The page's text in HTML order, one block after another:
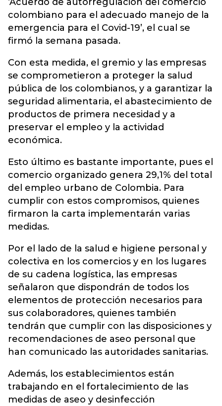
colombiano para el adecuado manejo de la
emergencia para el Covid-19’, el cual se
firmó la semana pasada.
Con esta medida, el gremio y las empresas
se comprometieron a proteger la salud
pública de los colombianos, y a garantizar la
seguridad alimentaria, el abastecimiento de
productos de primera necesidad y a
preservar el empleo y la actividad
económica.
Esto último es bastante importante, pues el
comercio organizado genera 29,1% del total
del empleo urbano de Colombia. Para
cumplir con estos compromisos, quienes
firmaron la carta implementarán varias
medidas.
Por el lado de la salud e higiene personal y
colectiva en los comercios y en los lugares
de su cadena logística, las empresas
señalaron que dispondrán de todos los
elementos de protección necesarios para
sus colaboradores, quienes también
tendrán que cumplir con las disposiciones y
recomendaciones de aseo personal que
han comunicado las autoridades sanitarias.
Además, los establecimientos están
trabajando en el fortalecimiento de las
medidas de aseo y desinfección